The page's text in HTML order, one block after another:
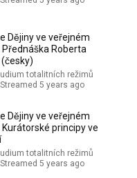
Československu po
Dějiny ve veřejném
Přednáška Roberta
totalitních režimů
5 years ago
Dějiny ve veřejném
Kurátorské principy ve
totalitních režimů
5 years ago